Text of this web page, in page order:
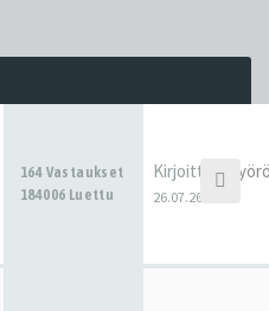
164 Vastaukset
184006 Luettu
Kirjoittaja
26.07.26 13:44